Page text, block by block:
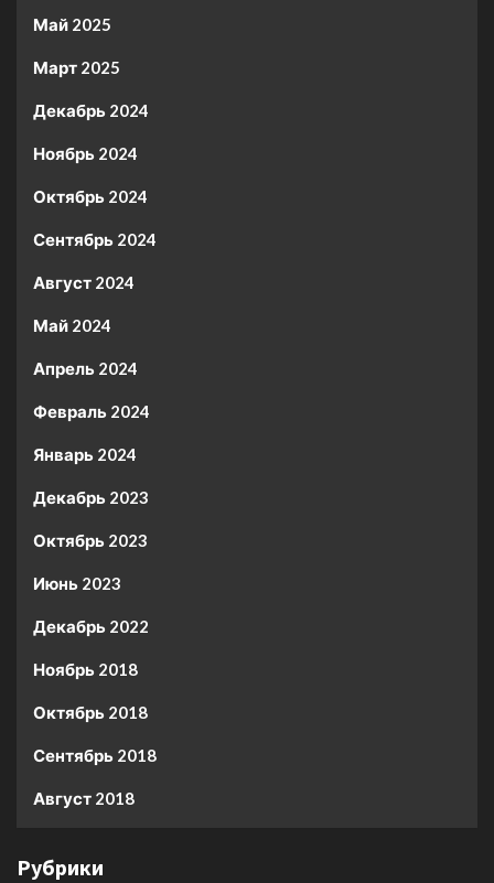
Май 2025
Март 2025
Декабрь 2024
Ноябрь 2024
Октябрь 2024
Сентябрь 2024
Август 2024
Май 2024
Апрель 2024
Февраль 2024
Январь 2024
Декабрь 2023
Октябрь 2023
Июнь 2023
Декабрь 2022
Ноябрь 2018
Октябрь 2018
Сентябрь 2018
Август 2018
Рубрики